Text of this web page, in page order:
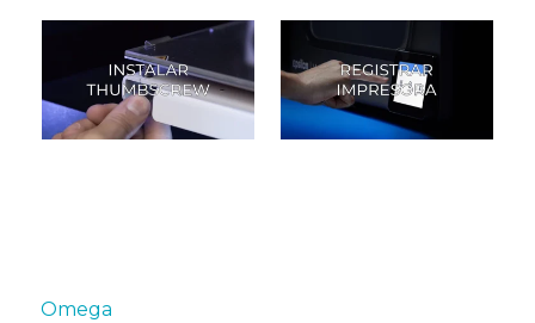
Omega